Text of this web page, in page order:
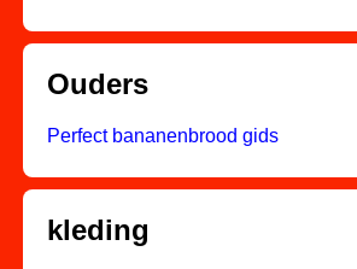
Ouders
Perfect bananenbrood gids
kleding